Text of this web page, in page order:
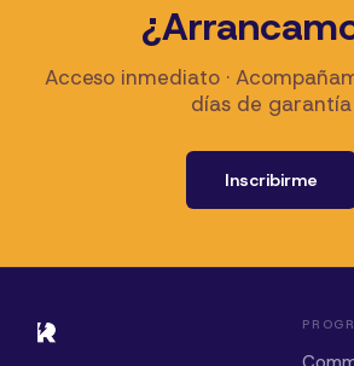
Acceso inmediato ·
días de garantía
Inscribirme